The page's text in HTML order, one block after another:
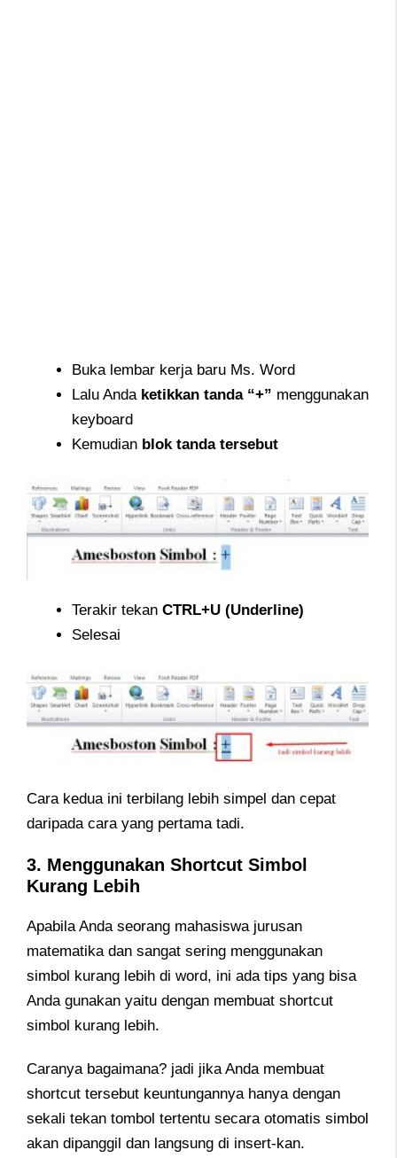
Buka lembar kerja baru Ms. Word
Lalu Anda ketikkan tanda “+” menggunakan
keyboard
Kemudian blok tanda tersebut
Terakir tekan CTRL+U (Underline)
Selesai
Cara kedua ini terbilang lebih simpel dan cepat
daripada cara yang pertama tadi.
3. Menggunakan Shortcut Simbol
Kurang Lebih
Apabila Anda seorang mahasiswa jurusan
matematika dan sangat sering menggunakan
simbol kurang lebih di word, ini ada tips yang bisa
Anda gunakan yaitu dengan membuat shortcut
simbol kurang lebih.
Caranya bagaimana? jadi jika Anda membuat
shortcut tersebut keuntungannya hanya dengan
sekali tekan tombol tertentu secara otomatis simbol
akan dipanggil dan langsung di insert-kan.